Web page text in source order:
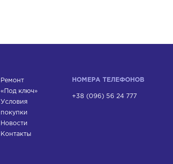
Ремонт
«Под ключ»
Условия
покупки
Новости
Контакты
НОМЕРА ТЕЛЕФОНОВ
+38 (096) 56 24 777